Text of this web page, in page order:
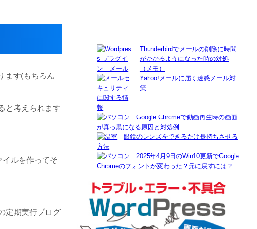
ます(もちろん
と考えられます
イルを作ってそ
定期実行プログ
Thunderbirdでメールの削除に時間
がかかるようになった時の対処
（メモ）
Yahoo!メールに届く迷惑メール対
策
Google Chromeで動画再生時の画面
が真っ黒になる原因と対処例
眼鏡のレンズをできるだけ長持ちさせる
方法
2025年4月9日のWin10更新でGoogle
Chromeのフォントが変わった？元に戻すには？